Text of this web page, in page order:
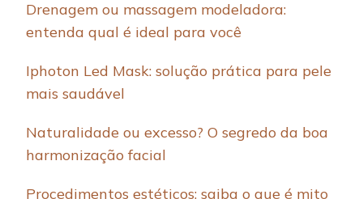
Drenagem ou massagem modeladora:
entenda qual é ideal para você
Iphoton Led Mask: solução prática para pele
mais saudável
Naturalidade ou excesso? O segredo da boa
harmonização facial
Procedimentos estéticos: saiba o que é mito